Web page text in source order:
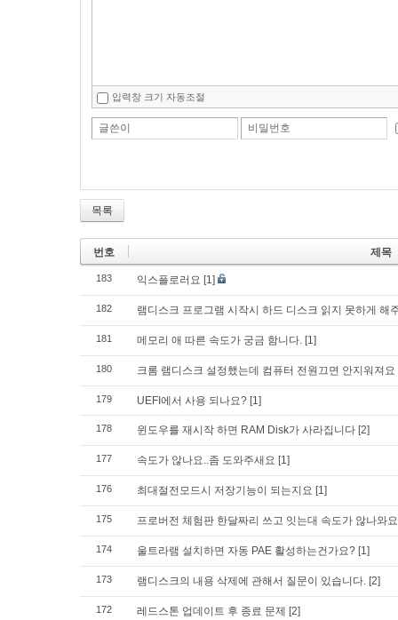
입력창 크기 자동조절
글쓴이 비밀번호
목록
번호 제목
183 익스플로러요 [1]
182 램디스크 프로그램 시작시 하드 디스크 읽지 못하게 해
181 메모리 애 따른 속도가 궁금 함니다. [1]
180 크롬 램디스크 설정했는데 컴퓨터 전원끄면 안지워져요
179 UEFI에서 사용 되나요? [1]
178 윈도우를 재시작 하면 RAM Disk가 사라집니다 [2]
177 속도가 않나요..좀 도와주새요 [1]
176 최대절전모드시 저장기능이 되는지요 [1]
175 프로버전 체험판 한달짜리 쓰고 잇는대 속도가 않나와요
174 울트라램 설치하면 자동 PAE 활성하는건가요? [1]
173 램디스크의 내용 삭제에 관해서 질문이 있습니다. [2]
172 레드스톤 업데이트 후 종료 문제 [2]